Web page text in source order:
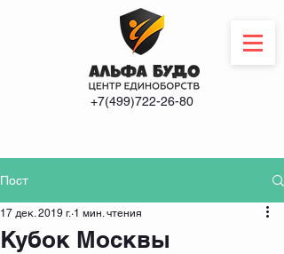
+7(499)722-26-80
Пост
Кубок Москвы
17 дек. 2019 г. 1 мин. чтения